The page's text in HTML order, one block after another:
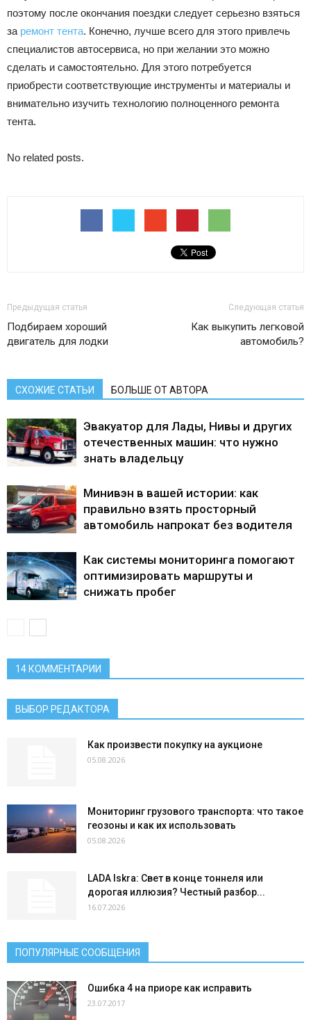
поэтому после окончания поездки следует серьезно взяться
за ремонт тента. Конечно, лучше всего для этого привлечь
специалистов автосервиса, но при желании это можно
сделать и самостоятельно. Для этого потребуется
приобрести соответствующие инструменты и материалы и
внимательно изучить технологию полноценного ремонта
тента.
No related posts.
Предыдущая статья
Подбираем хороший
двигатель для лодки
Следующая статья
Как выкупить легковой
автомобиль?
СХОЖИЕ СТАТЬИ БОЛЬШЕ ОТ АВТОРА
Эвакуатор для Лады, Нивы и других
отечественных машин: что нужно
знать владельцу
Минивэн в вашей истории: как
правильно взять просторный
автомобиль напрокат без водителя
Как системы мониторинга помогают
оптимизировать маршруты и
снижать пробег
14 КОММЕНТАРИИ
ВЫБОР РЕДАКТОРА
Как произвести покупку на аукционе
05.08.2026
Мониторинг грузового транспорта: что такое
геозоны и как их использовать
05.08.2026
LADA Iskra: Свет в конце тоннеля или
дорогая иллюзия? Честный разбор...
16.07.2026
ПОПУЛЯРНЫЕ СООБЩЕНИЯ
Ошибка 4 на приоре как исправить
23.07.2017